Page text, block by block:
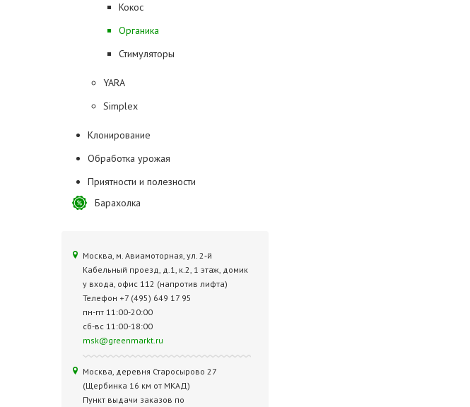
Кокос
Органика
Стимуляторы
YARA
Simplex
Клонирование
Обработка урожая
Приятности и полезности
Барахолка
Москва, м. Авиамоторная, ул. 2‑й
Кабельный проезд, д.1, к.2, 1 этаж, домик
у входа, офис 112 (напротив лифта)
Телефон +7 (495) 649 17 95
пн-пт 11:00-20:00
сб-вс 11:00-18:00
msk@greenmarkt.ru
Москва, деревня Старосырово 27
(Щербинка 16 км от МКАД)
Пункт выдачи заказов по